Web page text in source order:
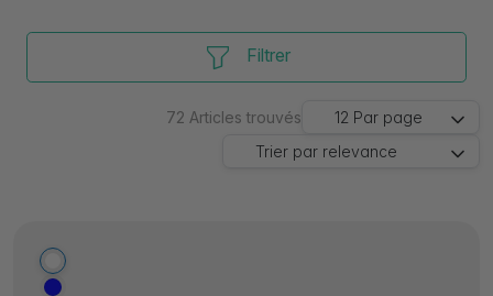
Filtrer
72 Articles trouvés 12 Par page
Trier par relevance